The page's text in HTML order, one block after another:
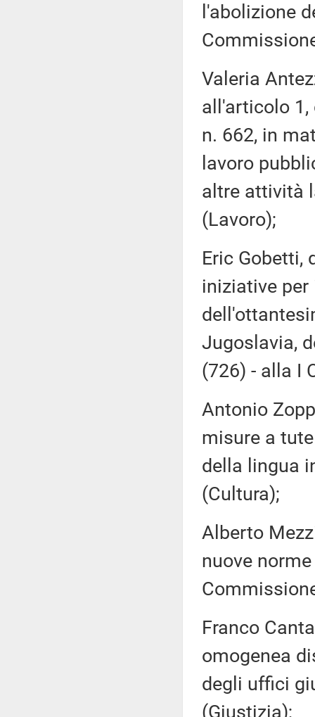
l'abolizione
Valeria
all'articolo 1,
n. 662, in
lavoro
altre attività
(Lavoro);
Eric Gobetti,
iniziative
Jugoslavia,
(726) - alla I
Antonio
misure a
della lingua
(Cultura);
Alberto
nuove
Franco
omogenea
degli uffici
(Giustizia);